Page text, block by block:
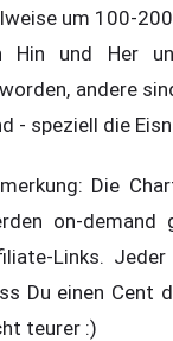
um 100-
Hin und Her
andere
- speziell die
Die
on-demand
Links.
Du einen Cent
teurer :)